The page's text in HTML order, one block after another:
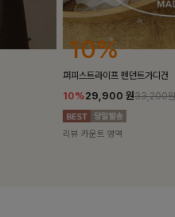
25%
밴스트라이프 스트링원피스
25%35,100 원46,800원
리뷰 카운트 영역